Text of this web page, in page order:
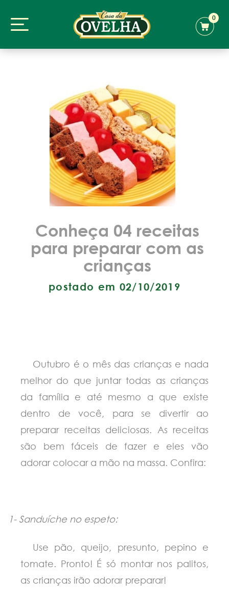
0
Conheça 04 receitas
para preparar com as
crianças
postado em 02/10/2019
Outubro é o mês das crianças e nada
melhor do que juntar todas as crianças
da família e até mesmo a que existe
dentro de você, para se divertir ao
preparar receitas deliciosas. As receitas
são bem fáceis de fazer e eles vão
adorar colocar a mão na massa. Confira:
1- Sanduíche no espeto:
Use pão, queijo, presunto, pepino e
tomate. Pronto! É só montar nos palitos,
as crianças irão adorar preparar!